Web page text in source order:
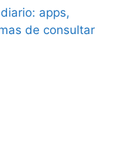
apps,
de consultar